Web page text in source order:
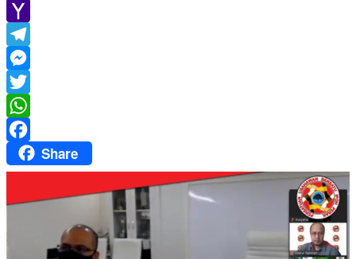
Gmail
Yahoo
Mail
Telegram
Messenger
Twitter
WhatsApp
FacebookShare